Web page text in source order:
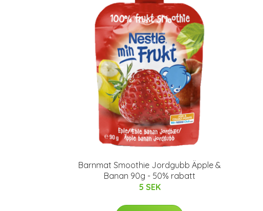
Barnmat Smoothie Jordgubb Äpple &
Banan 90g - 50% rabatt
5 SEK